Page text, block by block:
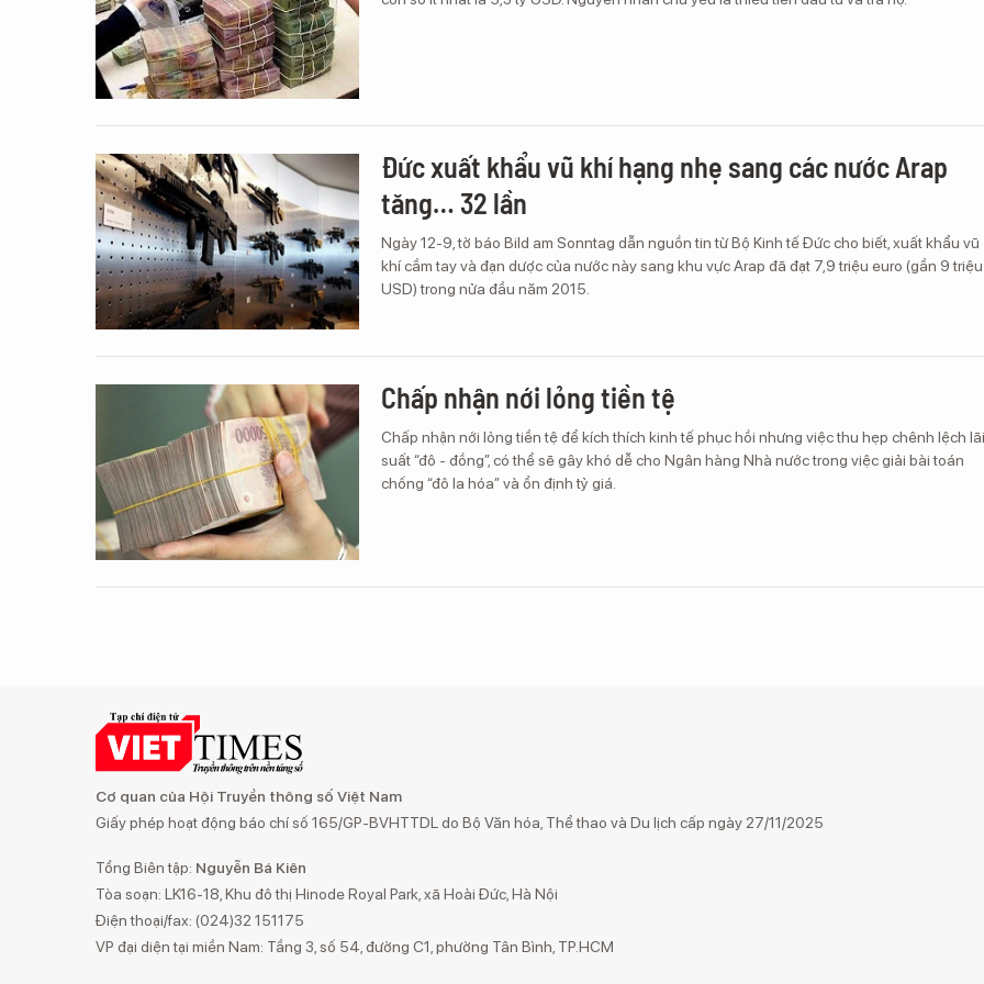
Đức xuất khẩu vũ khí hạng nhẹ sang các nước Arap
tăng… 32 lần
Ngày 12-9, tờ báo Bild am Sonntag dẫn nguồn tin từ Bộ Kinh tế Đức cho biết, xuất khẩu vũ
khí cầm tay và đạn dược của nước này sang khu vực Arap đã đạt 7,9 triệu euro (gần 9 triệu
USD) trong nửa đầu năm 2015.
Chấp nhận nới lỏng tiền tệ
Chấp nhận nới lỏng tiền tệ để kích thích kinh tế phục hồi nhưng việc thu hẹp chênh lệch lãi
suất “đô - đồng”, có thể sẽ gây khó dễ cho Ngân hàng Nhà nước trong việc giải bài toán
chống “đô la hóa” và ổn định tỷ giá.
Cơ quan của Hội Truyền thông số Việt Nam
Giấy phép hoạt động báo chí số 165/GP-BVHTTDL do Bộ Văn hóa, Thể thao và Du lịch cấp ngày 27/11/2025
Tổng Biên tập: Nguyễn Bá Kiên
Tòa soạn: LK16-18, Khu đô thị Hinode Royal Park, xã Hoài Đức, Hà Nội
Điện thoại/fax: (024)32 151175
VP đại diện tại miền Nam: Tầng 3, số 54, đường C1, phường Tân Bình, TP.HCM